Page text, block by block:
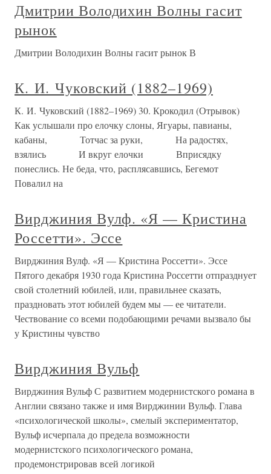
Дмитрии Володихин Волны гасит
рынок
Дмитрии Володихин Волны гасит рынок В
К. И. Чуковский (1882–1969)
К. И. Чуковский (1882–1969) 30. Крокодил (Отрывок)
Как услышали про елочку слоны, Ягуары, павианы,
кабаны, Тотчас за руки, На радостях,
взялись И вкруг елочки Вприсядку
понеслись. Не беда, что, расплясавшись, Бегемот
Повалил на
Вирджиния Вулф. «Я — Кристина
Россетти». Эссе
Вирджиния Вулф. «Я — Кристина Россетти». Эссе
Пятого декабря 1930 года Кристина Россетти отпразднует
свой столетний юбилей, или, правильнее сказать,
праздновать этот юбилей будем мы — ее читатели.
Чествование со всеми подобающими речами вызвало бы
у Кристины чувство
Вирджиния Вульф
Вирджиния Вульф С развитием модернистского романа в
Англии связано также и имя Вирджинии Вульф. Глава
«психологической школы», смелый экспериментатор,
Вульф исчерпала до предела возможности
модернистского психологического романа,
продемонстрировав всей логикой